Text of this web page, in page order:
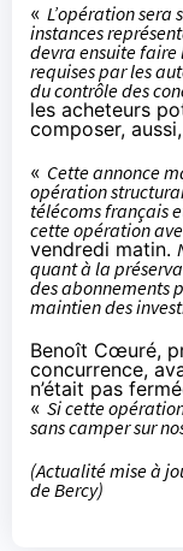
« L’opération
instances
devra ensuite faire
requises par les
du contrôle des
les acheteurs
composer,
« Cette annonce
opération
télécoms français
cette opération
vendredi matin.
quant à la
des abonnements
maintien des
Benoît Cœuré,
concurrence,
n’était pas
« Si cette
sans camper sur
(Actualité mise à
de Bercy)